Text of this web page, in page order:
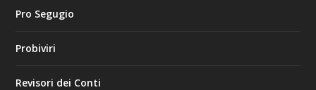
Pro Segugio
Probiviri
Revisori dei Conti